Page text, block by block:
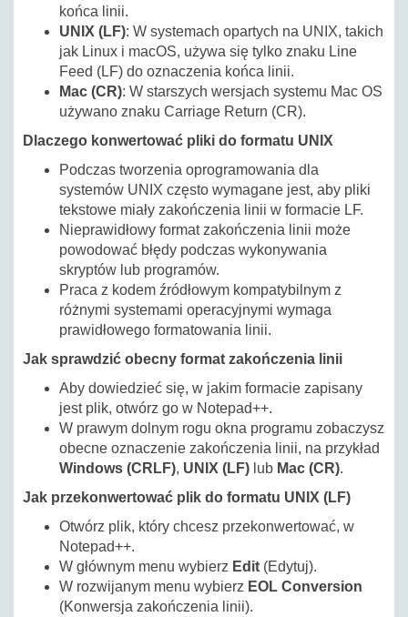
końca linii.
UNIX (LF): W systemach opartych na UNIX, takich
jak Linux i macOS, używa się tylko znaku Line
Feed (LF) do oznaczenia końca linii.
Mac (CR): W starszych wersjach systemu Mac OS
używano znaku Carriage Return (CR).
Dlaczego konwertować pliki do formatu UNIX
Podczas tworzenia oprogramowania dla
systemów UNIX często wymagane jest, aby pliki
tekstowe miały zakończenia linii w formacie LF.
Nieprawidłowy format zakończenia linii może
powodować błędy podczas wykonywania
skryptów lub programów.
Praca z kodem źródłowym kompatybilnym z
różnymi systemami operacyjnymi wymaga
prawidłowego formatowania linii.
Jak sprawdzić obecny format zakończenia linii
Aby dowiedzieć się, w jakim formacie zapisany
jest plik, otwórz go w Notepad++.
W prawym dolnym rogu okna programu zobaczysz
obecne oznaczenie zakończenia linii, na przykład
Windows (CRLF), UNIX (LF) lub Mac (CR).
Jak przekonwertować plik do formatu UNIX (LF)
Otwórz plik, który chcesz przekonwertować, w
Notepad++.
W głównym menu wybierz Edit (Edytuj).
W rozwijanym menu wybierz EOL Conversion
(Konwersja zakończenia linii).